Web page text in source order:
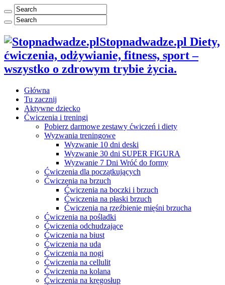
Stopnadwadze.pl Diety,
ćwiczenia, odżywianie, fitness, sport –
wszystko o zdrowym trybie życia.
Główna
Tu zacznij
Aktywne dziecko
Ćwiczenia i treningi
Pobierz darmowe zestawy ćwiczeń i diety
Wyzwania treningowe
Wyzwanie 10 dni deski
Wyzwanie 30 dni SUPER FIGURA
Wyzwanie 7 Dni Wróć do formy
Ćwiczenia dla początkujących
Ćwiczenia na brzuch
Ćwiczenia na boczki i brzuch
Ćwiczenia na płaski brzuch
Ćwiczenia na rzeźbienie mięśni brzucha
Ćwiczenia na pośladki
Ćwiczenia odchudzające
Ćwiczenia na biust
Ćwiczenia na uda
Ćwiczenia na nogi
Ćwiczenia na cellulit
Ćwiczenia na kolana
Ćwiczenia na kręgosłup